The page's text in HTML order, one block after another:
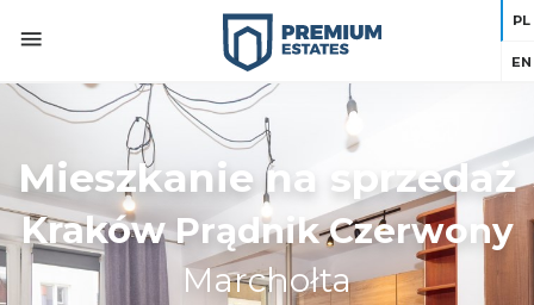
PL
EN
Mieszkanie na sprzedaż
Kraków Prądnik Czerwony
Marchołta